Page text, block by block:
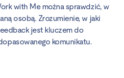
with Me można sprawdzić, w
osobą. Zrozumienie, w jaki
jest kluczem do
komunikatu.